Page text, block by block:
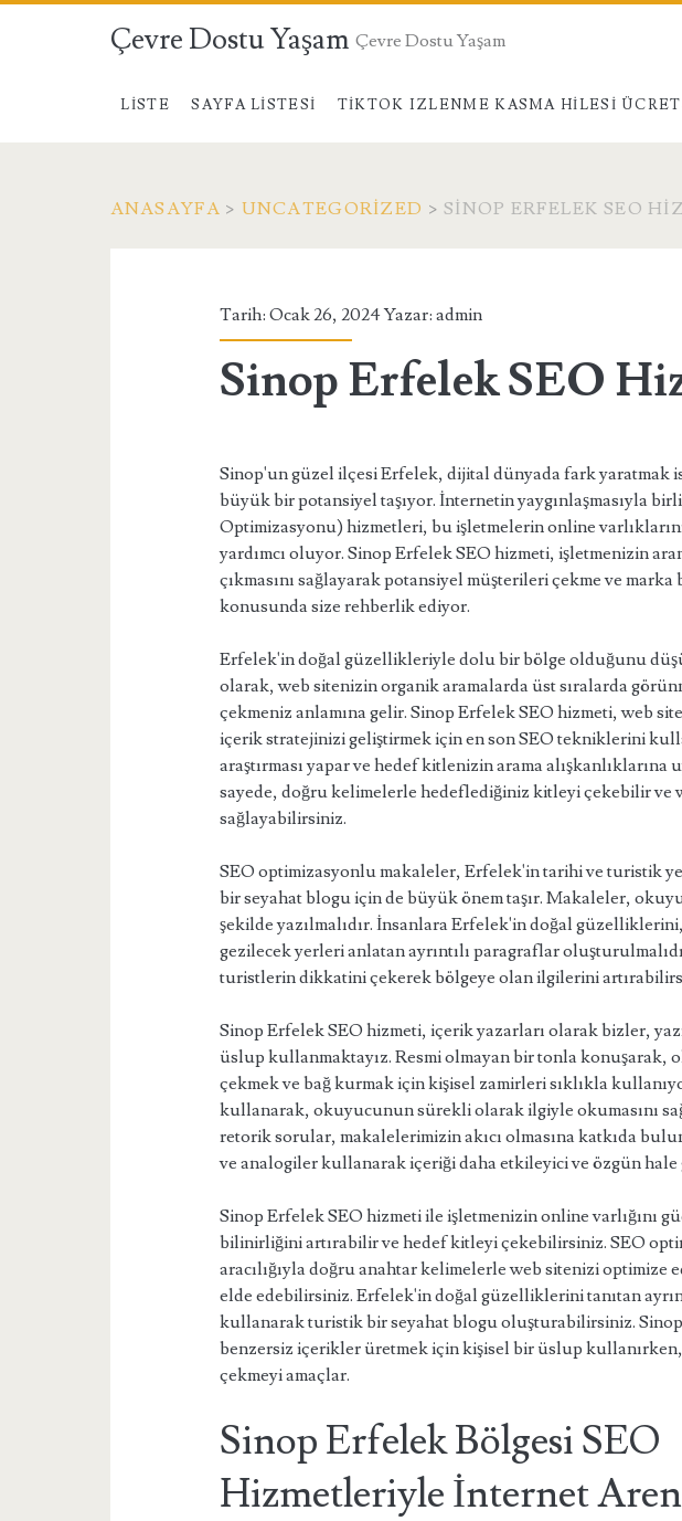
Çevre Dostu Yaşam Çevre Dostu Yaşam
LISTE SAYFA LISTESI TIKTOK IZLENME KASMA HILESI
ANASAYFA > UNCATEGORIZED >SINOP ERFELEK SEO
Tarih: Ocak 26, 2024 Yazar:admin
Sinop Erfelek SEO
Sinop'un güzel ilçesi Erfelek, dijital dünyada fark yaratmak
büyük bir potansiyel taşıyor. İnternetin yaygınlaşmasıyla
Optimizasyonu) hizmetleri, bu işletmelerin online
yardımcı oluyor. Sinop Erfelek SEO hizmeti, işletmenizin
çıkmasını sağlayarak potansiyel müşterileri çekme ve
konusunda size rehberlik ediyor.
Erfelek'in doğal güzellikleriyle dolu bir bölge olduğunu
olarak, web sitenizin organik aramalarda üst sıralarda
çekmeniz anlamına gelir. Sinop Erfelek SEO hizmeti, web
içerik stratejinizi geliştirmek için en son SEO tekniklerini
araştırması yapar ve hedef kitlenizin arama
sayede, doğru kelimelerle hedeflediğiniz kitleyi çekebilir ve
sağlayabilirsiniz.
SEO optimizasyonlu makaleler, Erfelek'in tarihi ve turistik
bir seyahat blogu için de büyük önem taşır. Makaleler,
şekilde yazılmalıdır. İnsanlara Erfelek'in doğal
gezilecek yerleri anlatan ayrıntılı paragraflar
turistlerin dikkatini çekerek bölgeye olan ilgilerini
Sinop Erfelek SEO hizmeti, içerik yazarları olarak bizler,
üslup kullanmaktayız. Resmi olmayan bir tonla
çekmek ve bağ kurmak için kişisel zamirleri sıklıkla
kullanarak, okuyucunun sürekli olarak ilgiyle okumasını
retorik sorular, makalelerimizin akıcı olmasına katkıda
ve analogiler kullanarak içeriği daha etkileyici ve özgün
Sinop Erfelek SEO hizmeti ile işletmenizin online varlığını
bilinirliğini artırabilir ve hedef kitleyi çekebilirsiniz. SEO
aracılığıyla doğru anahtar kelimelerle web sitenizi optimize
elde edebilirsiniz. Erfelek'in doğal güzelliklerini tanıtan
kullanarak turistik bir seyahat blogu oluşturabilirsiniz.
benzersiz içerikler üretmek için kişisel bir üslup
çekmeyi amaçlar.
Sinop Erfelek Bölgesi SEO
Hizmetleriyle İnternet